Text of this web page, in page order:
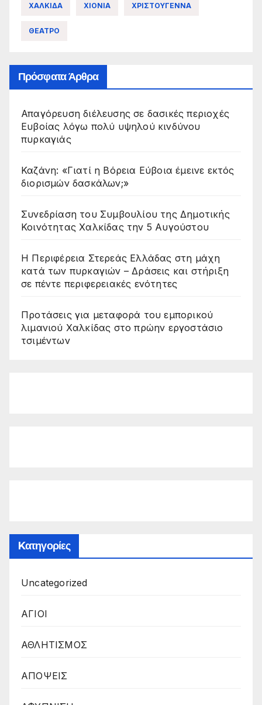
ΧΑΛΚΙΔΑ ΧΙΟΝΙΑ ΧΡΙΣΤΟΥΓΕΝΝΑ
ΘΕΑΤΡΟ
Πρόσφατα Άρθρα
Απαγόρευση διέλευσης σε δασικές περιοχές
Ευβοίας λόγω πολύ υψηλού κινδύνου
πυρκαγιάς
Καζάνη: «Γιατί η Βόρεια Εύβοια έμεινε εκτός
διορισμών δασκάλων;»
Συνεδρίαση του Συμβουλίου της Δημοτικής
Κοινότητας Χαλκίδας την 5 Αυγούστου
Η Περιφέρεια Στερεάς Ελλάδας στη μάχη
κατά των πυρκαγιών – Δράσεις και στήριξη
σε πέντε περιφερειακές ενότητες
Προτάσεις για μεταφορά του εμπορικού
λιμανιού Χαλκίδας στο πρώην εργοστάσιο
τσιμέντων
Kατηγορίες
Uncategorized
ΑΓΙΟΙ
ΑΘΛΗΤΙΣΜΟΣ
ΑΠΟΨΕΙΣ